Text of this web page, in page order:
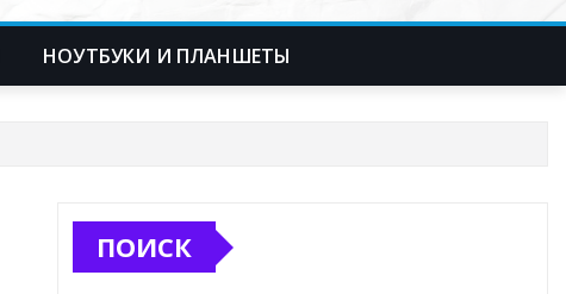
НОУТБУКИ И ПЛАНШЕТЫ
ПОИСК